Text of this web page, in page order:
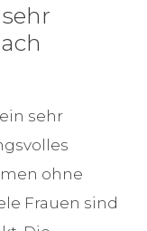
sehr
ohne
Frauen sind